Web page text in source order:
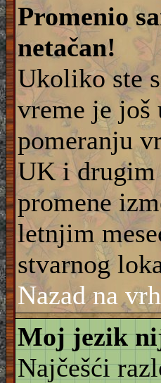
Promenio
netačan!
Ukoliko ste
vreme je još
pomeranju
UK i drugim
promene
letnjim
stvarnog
Nazad na vrh
Moj jezik
Najčešći